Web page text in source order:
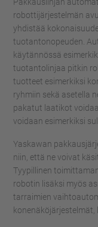
robottijärjestelmän
yhdistää
tuotantonopeuden.
käytännössä
tuotantolinjaa pitkin
tuotteet esimerkiksi
ryhmiin sekä asetella
pakatut laatikot
voidaan esimerkiksi
Yaskawan
niin, että ne voivat
Tyypillinen
robotin lisäksi myös
tarraimien
konenäköjärjestelmät,